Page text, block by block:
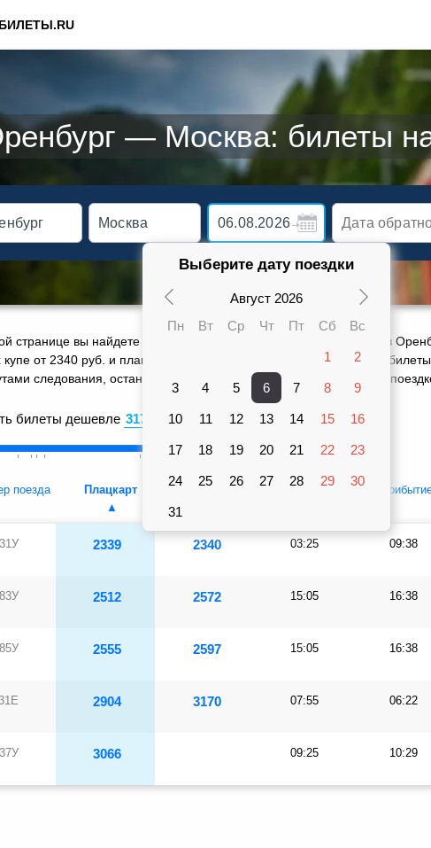
— Москва: билеты
Выберите дату поездки
Август 2026
Пн
Вт Ср Чт Пт Сб Вс
1 2
3 4 5 6 7 8 9
10 11 12 13 14 15 16
17 18 19 20 21 22 23
24 25 26 27 28 29 30
31
странице вы найдете актуальное расписание движения поездов
купе от 2340 руб. и плацкарте от 2339 руб. Сможете заказать ж/д
следования, остановками 5 поездов, оставить отзыв о своей
билеты дешевле рублей Вагоны
Плацкарт Купе
поезда Плацкарт Купе Отправление
2339 2340 03:25 09:38
2512 2572 15:05 16:38
2555 2597 15:05 16:38
2904 3170 07:55 06:22
3066 09:25 10:29